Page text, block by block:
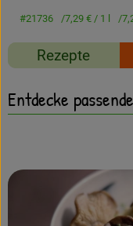
Entdecken
Über uns
#21736 7,29 €/ 1 l
Rezepte
Entdecke